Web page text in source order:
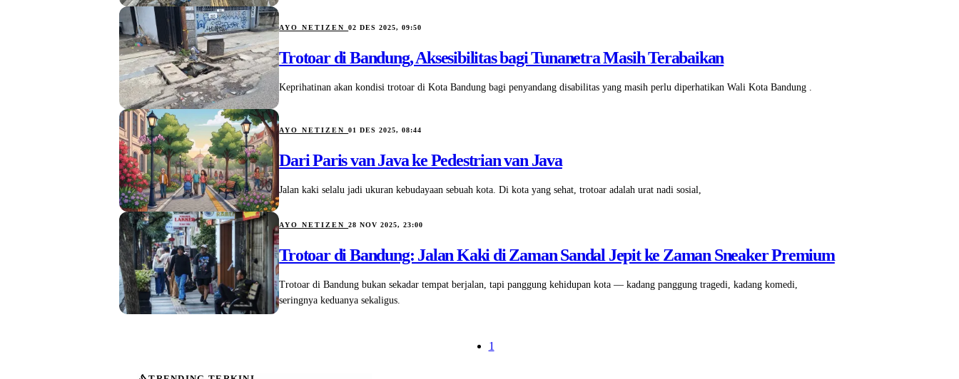
AYO NETIZEN02 DES 2025, 09:50
Trotoar di Bandung, Aksesibilitas bagi Tunanetra Masih Terabaikan
Keprihatinan akan kondisi trotoar di Kota Bandung bagi penyandang disabilitas yang masih perlu diperhatikan Wali Kota Bandung .
AYO NETIZEN01 DES 2025, 08:44
Dari Paris van Java ke Pedestrian van Java
Jalan kaki selalu jadi ukuran kebudayaan sebuah kota. Di kota yang sehat, trotoar adalah urat nadi sosial,
AYO NETIZEN28 NOV 2025, 23:00
Trotoar di Bandung: Jalan Kaki di Zaman Sandal Jepit ke Zaman Sneaker Premium
Trotoar di Bandung bukan sekadar tempat berjalan, tapi panggung kehidupan kota — kadang panggung tragedi, kadang komedi,
seringnya keduanya sekaligus.
1